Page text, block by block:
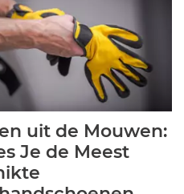
uit de Mouwen:
Je de Meest